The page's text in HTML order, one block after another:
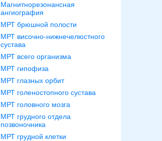
Магнитнорезонансная
ангиография
МРТ брюшной полости
МРТ височно-нижнечелюстного
сустава
МРТ всего организма
МРТ гипофиза
МРТ глазных орбит
МРТ голеностопного сустава
МРТ головного мозга
МРТ грудного отдела
позвоночника
МРТ грудной клетки